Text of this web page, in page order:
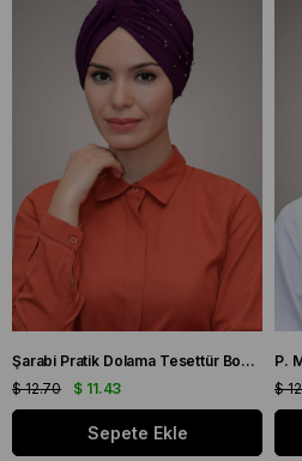
Şarabi Pratik Dolama Tesettür Bone Sandy Kumaş Boncuklu 1870_08
$ 11.43
$ 12.70
Sepete Ekle
$